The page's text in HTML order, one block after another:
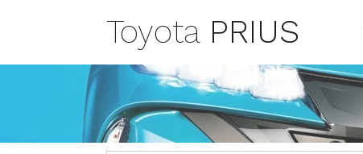
Toyota PRIUS